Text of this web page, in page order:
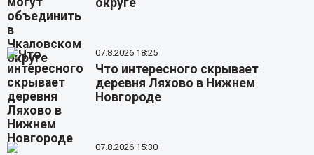
округе
07.8.2026 18:25
Что интересного скрывает
деревня Ляхово в Нижнем
Новгороде
07.8.2026 15:30